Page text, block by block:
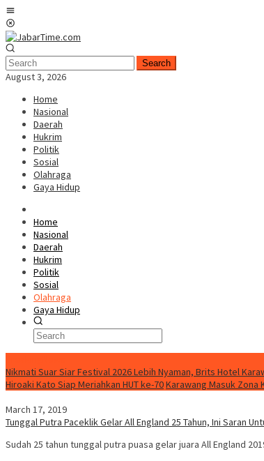
Skip
to
content
Search
August 3, 2026
Home
Nasional
Daerah
Hukrim
Politik
Sosial
Olahraga
Gaya Hidup
Home
Nasional
Daerah
Hukrim
Politik
Sosial
Olahraga
Gaya Hidup
Nikmati Suar Siar Festival 2026 Lebih Nyaman, Brits Hotel
Hiroaki Kato Siap Meriahkan HUT ke-70Karawang Masuk Zona
March 17, 2019
Tunggal Putra Paceklik Gelar All England 25 Tahun, Ini Saran
Sudah 25 tahun tunggal putra puasa gelar juara All England